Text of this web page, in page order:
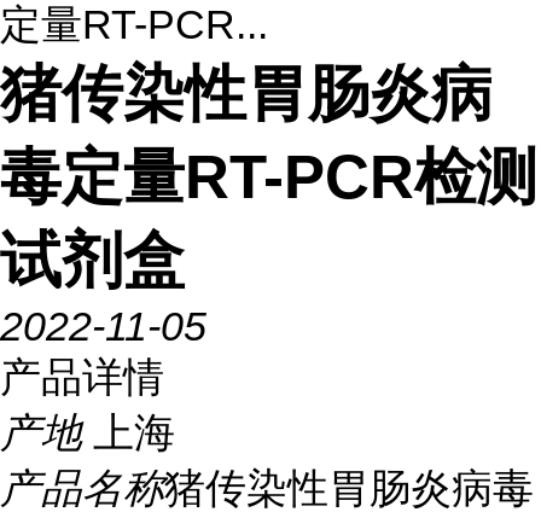
定量RT-PCR...
猪传染性胃肠炎病
毒定量RT-PCR检测
试剂盒
2022-11-05
产品详情
产地
上海
产品名称猪传染性胃肠炎病毒